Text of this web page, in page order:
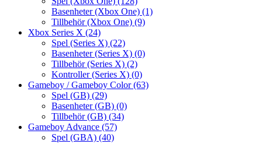
Basenheter (Xbox One) (1)
Tillbehör (Xbox One) (9)
Xbox Series X (24)
Spel (Series X) (22)
Basenheter (Series X) (0)
Tillbehör (Series X) (2)
Kontroller (Series X) (0)
Gameboy / Gameboy Color(63)
Spel (GB) (29)
Basenheter (GB) (0)
Tillbehör (GB) (34)
Gameboy Advance (57)
Spel (GBA) (40)